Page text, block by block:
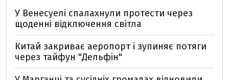
У Венесуелі спалахнули протести через
щоденні відключення світла
Китай закриває аеропорт і зупиняє потяги
через тайфун "Дельфін"